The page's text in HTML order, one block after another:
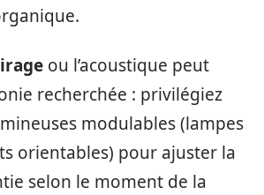
ou l’acoustique peut
recherchée : privilégiez
modulables (lampes
orientables) pour ajuster la
selon le moment de la